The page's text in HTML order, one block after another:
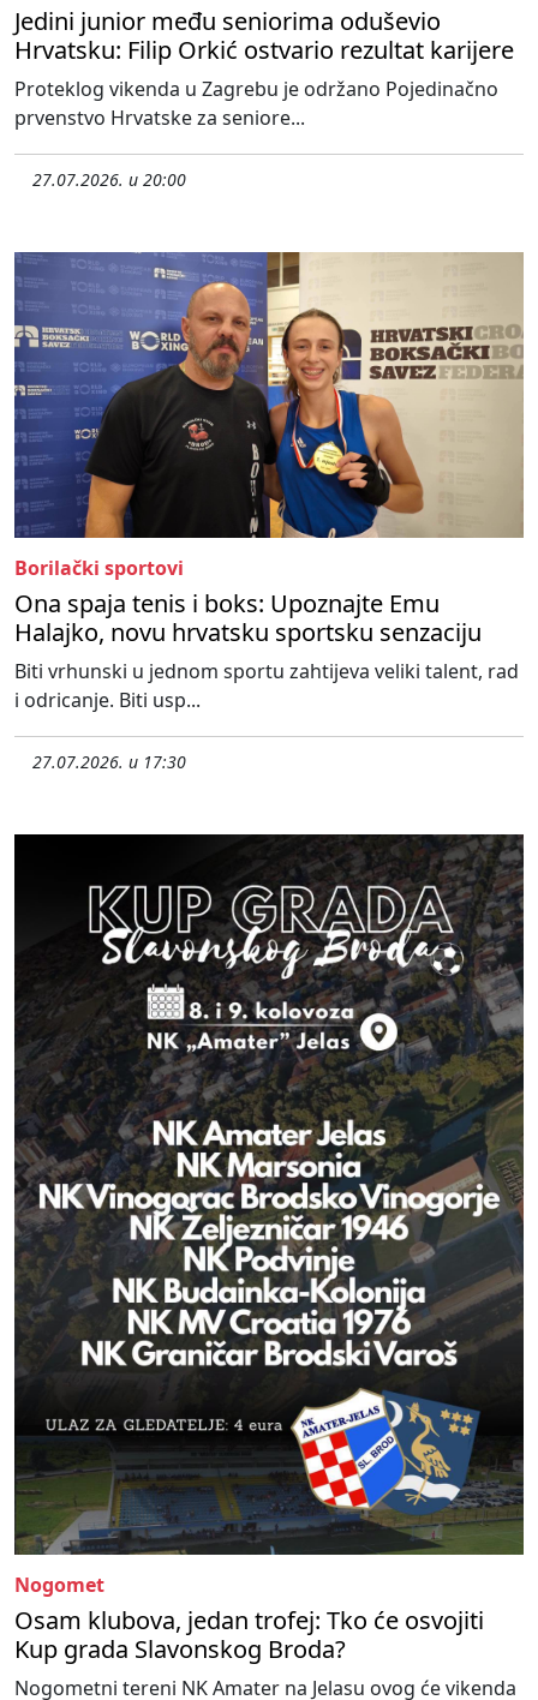
Jedini junior među seniorima oduševio
Hrvatsku: Filip Orkić ostvario rezultat karijere
Proteklog vikenda u Zagrebu je održano Pojedinačno
prvenstvo Hrvatske za seniore...
27.07.2026. u 20:00
Borilački sportovi
Ona spaja tenis i boks: Upoznajte Emu
Halajko, novu hrvatsku sportsku senzaciju
Biti vrhunski u jednom sportu zahtijeva veliki talent, rad
i odricanje. Biti usp...
27.07.2026. u 17:30
Nogomet
Osam klubova, jedan trofej: Tko će osvojiti
Kup grada Slavonskog Broda?
Nogometni tereni NK Amater na Jelasu ovog će vikenda